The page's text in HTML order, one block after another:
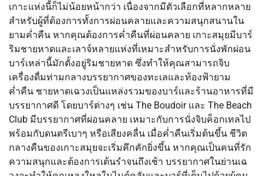
เกาะแห่งนี้ก็ไม่น้อยหน้ากว่า เนื่องจากมีตัวเลือกที่หลากหลาย
สำหรับผู้ที่ต้องการทั้งการผ่อนคลายและความสนุกสนานใน
ยามค่ำคืน หากคุณต้องการค่ำคืนที่ผ่อนคลาย เกาะสมุยมีบาร์
ริมชายหาดและเลาจ์หลายแห่งที่เหมาะสำหรับการนั่งพักผ่อน
บาร์เหล่านี้มักตั้งอยู่ริมชายหาด ซึ่งทำให้คุณสามารถจิบ
เครื่องดื่มท่ามกลางบรรยากาศของทะเลและท้องฟ้ายาม
ค่ำคืน ชายหาดเฉวงเป็นแหล่งรวมของบาร์และร้านอาหารที่มี
บรรยากาศดี โดยบาร์ต่างๆ เช่น The Boudoir และ The Beach
Club มีบรรยากาศที่ผ่อนคลาย เหมาะกับการนั่งจิบค็อกเทลไป
พร้อมกับดนตรีเบาๆ หรือเสียงคลื่น เมื่อค่ำคืนเริ่มต้นขึ้น ชีวิต
กลางคืนของเกาะสมุยจะเริ่มคึกคักยิ่งขึ้น หากคุณเป็นคนที่รัก
ความสนุกและต้องการเต้นรำจนถึงเช้า บรรยากาศในย่านเฉ